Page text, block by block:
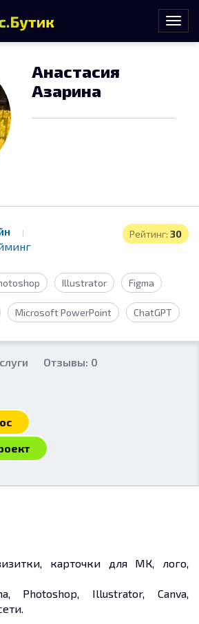
Анастасия
Азарина
Рейтинг: 30
Illustrator Figma
Microsoft PowerPoint ChatGPT
Отзывы: 0
карточки для МК, лого,
Photoshop, Illustrator, Canva,